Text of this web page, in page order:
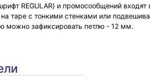
REGULAR) и промосообщений входят
на таре с тонкими стенками или
можно зафиксировать петлю - 12 мм.